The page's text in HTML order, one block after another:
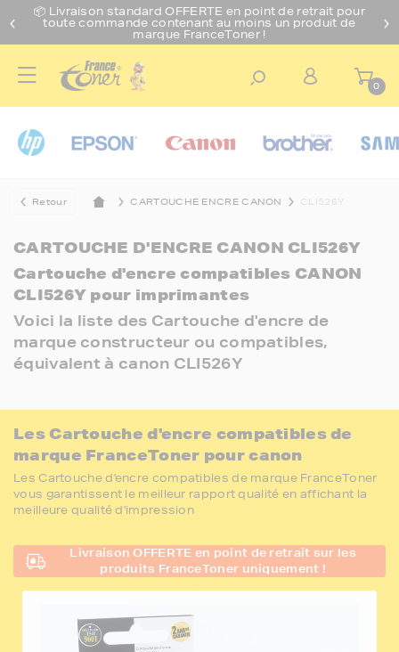
📦 Livraison standard OFFERTE en point de retrait pour
toute commande contenant au moins un produit de
marque FranceToner !
0
Retour CARTOUCHE ENCRE CANON CLI526Y
CARTOUCHE D'ENCRE CANON CLI526Y
Cartouche d'encre compatibles CANON
CLI526Y pour imprimantes
Voici la liste des Cartouche d'encre de
marque constructeur ou compatibles,
équivalent à canon CLI526Y
Les Cartouche d'encre compatibles de
marque FranceToner pour canon
Les Cartouche d'encre compatibles de marque FranceToner
vous garantissent le meilleur rapport qualité en affichant la
meilleure qualité d'impression
Livraison OFFERTE en point de retrait sur les
produits FranceToner uniquement !